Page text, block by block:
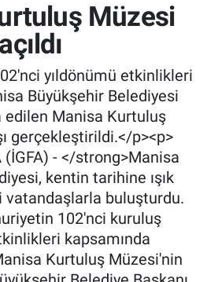
Müzesi
açıldı
yıldönümü etkinlikleri
Büyükşehir Belediyesi
edilen Manisa Kurtuluş
gerçekleştirildi.</p><p>
- </strong>Manisa
kentin tarihine ışık
buluşturdu.
102'nci kuruluş
kapsamında
Kurtuluş Müzesi'nin
ve Fikstür